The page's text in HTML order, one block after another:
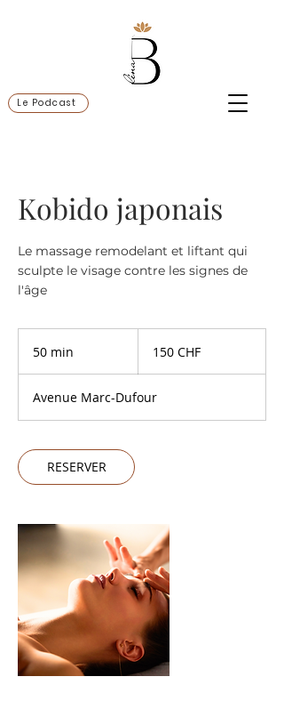
Le Podcast
Kobido japonais
Le massage remodelant et liftant qui
sculpte le visage contre les signes de
l'âge
50 min
i
n
suisses
150 CHF
Avenue Marc-Dufour
RESERVER